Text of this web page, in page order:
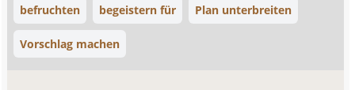
befruchten begeistern für Plan unterbreiten
Vorschlag machen